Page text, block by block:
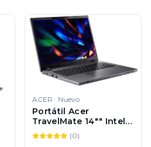
ACER · Nuevo
Portátil Acer
TravelMate 14"" Intel
i5 1335U 16GB 512GB
SSD Windows 11 Pro
(0)